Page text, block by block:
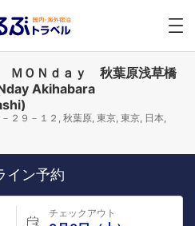
ＭＯＮｄａｙ 秋葉原浅草橋
Akihabara
２９－１２, 秋葉原, 東京, 東京, 日本,
イン予約
チェックアウト